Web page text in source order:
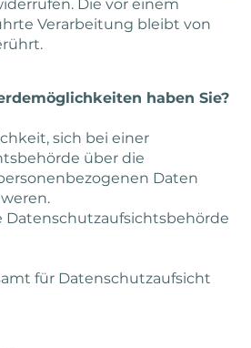
Die vor einem
Verarbeitung bleibt von
haben Sie?
sich bei einer
über die
Daten
Datenschutzaufsichtsbehörde
für Datenschutzaufsicht